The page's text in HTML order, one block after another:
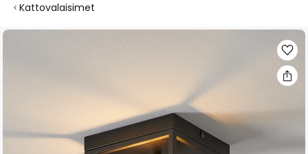
Kattovalaisimet
Skip
images